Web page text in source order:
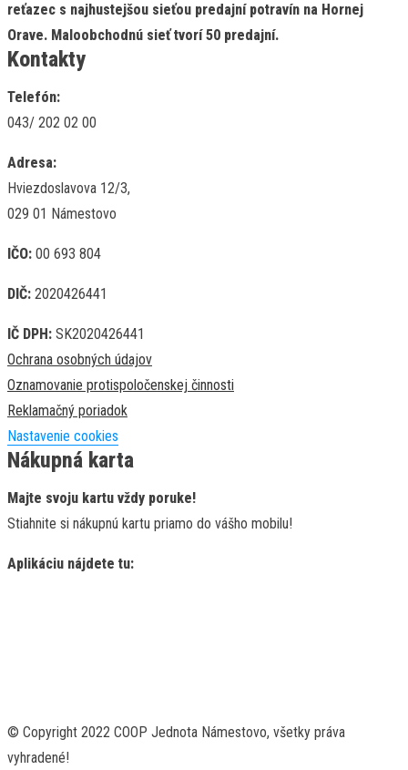
reťazec s najhustejšou sieťou predajní potravín na Hornej
Orave. Maloobchodnú sieť tvorí 50 predajní.
Kontakty
Telefón:
043/ 202 02 00
Adresa:
Hviezdoslavova 12/3,
029 01 Námestovo
IČO: 00 693 804
DIČ: 2020426441
IČ DPH: SK2020426441
Ochrana osobných údajov
Oznamovanie protispoločenskej činnosti
Reklamačný poriadok
Nastavenie cookies
Nákupná karta
Majte svoju kartu vždy poruke!
Stiahnite si nákupnú kartu priamo do vášho mobilu!
Aplikáciu nájdete tu:
© Copyright 2022 COOP Jednota Námestovo, všetky práva
vyhradené!